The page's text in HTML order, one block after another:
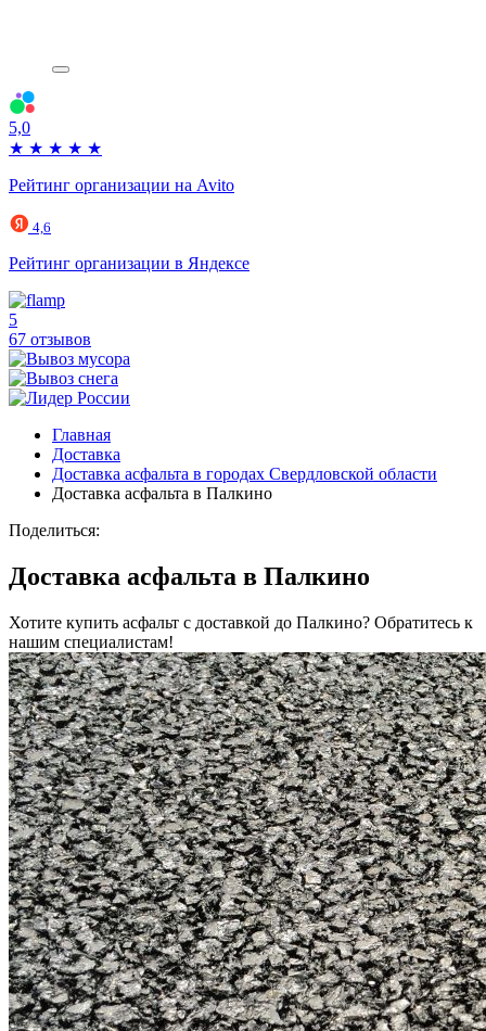
5,0
★ ★ ★ ★ ★
Рейтинг организации на Avito
4,6
Рейтинг организации в Яндексе
5
67 отзывов
Главная
Доставка
Доставка асфальта в городах Свердловской области
Доставка асфальта в Палкино
Поделиться:
Доставка асфальта в Палкино
Хотите купить асфальт с доставкой до Палкино? Обратитесь к
нашим специалистам!